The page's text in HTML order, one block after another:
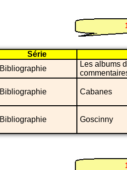
Série
Bibliographie
Les albums
Bibliographie Cabanes
Bibliographie Goscinny